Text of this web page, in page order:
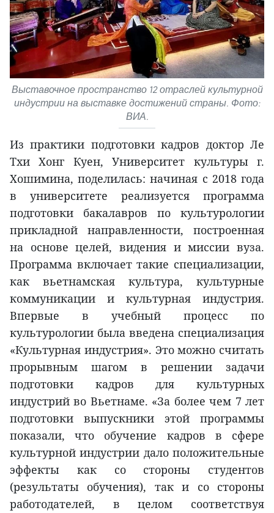
Выставочное пространство 12 отраслей культурной
индустрии на выставке достижений страны. Фото:
ВИА.
Из практики подготовки кадров доктор Ле
Тхи Хонг Куен, Университет культуры г.
Хошимина, поделилась: начиная с 2018 года
в университете реализуется программа
подготовки бакалавров по культурологии
прикладной направленности, построенная
на основе целей, видения и миссии вуза.
Программа включает такие специализации,
как вьетнамская культура, культурные
коммуникации и культурная индустрия.
Впервые в учебный процесс по
культурологии была введена специализация
«Культурная индустрия». Это можно считать
прорывным шагом в решении задачи
подготовки кадров для культурных
индустрий во Вьетнаме. «За более чем 7 лет
подготовки выпускники этой программы
показали, что обучение кадров в сфере
культурной индустрии дало положительные
эффекты как со стороны студентов
(результаты обучения), так и со стороны
работодателей, в целом соответствуя